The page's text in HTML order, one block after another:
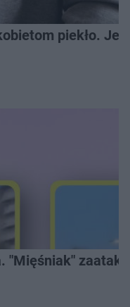
piekło.
"Mięśniak"